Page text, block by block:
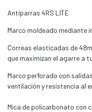
Antiparras 4RS LITE
Marco moldeado mediante
Correas elasticadas de
que maximizan el agarre a
Marco perforado con
ventilación y resistencia al
Mica de policarbonato con